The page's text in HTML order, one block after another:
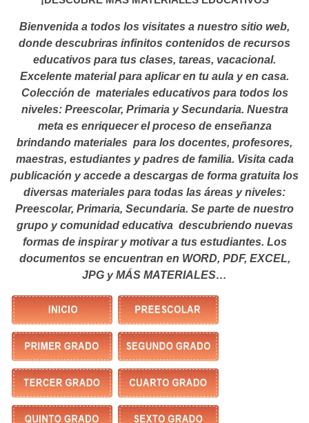
Bienvenida a todos los visitates a nuestro sitio web,
donde descubriras infinitos contenidos de recursos
educativos para tus clases, tareas, vacacional.
Excelente material para aplicar en tu aula y en casa.
Colección de materiales educativos para todos los
niveles: Preescolar, Primaria y Secundaria. Nuestra
meta es enriquecer el proceso de enseñanza
brindando materiales para los docentes, profesores,
maestras, estudiantes y padres de familia. Visita cada
publicación y accede a descargas de forma gratuita los
diversas materiales para todas las áreas y niveles:
Preescolar, Primaria, Secundaria. Se parte de nuestro
grupo y comunidad educativa descubriendo nuevas
formas de inspirar y motivar a tus estudiantes. Los
documentos se encuentran en WORD, PDF, EXCEL,
JPG y MÁS MATERIALES…